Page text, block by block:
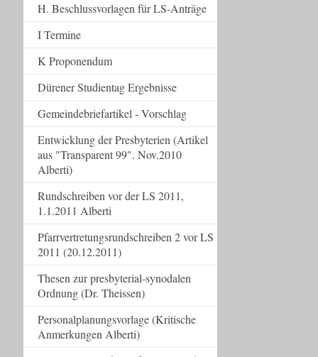
H. Beschlussvorlagen für LS-Anträge
I Termine
K Proponendum
Dürener Studientag Ergebnisse
Gemeindebriefartikel - Vorschlag
Entwicklung der Presbyterien (Artikel
aus "Transparent 99". Nov.2010
Alberti)
Rundschreiben vor der LS 2011,
1.1.2011 Alberti
Pfarrvertretungsrundschreiben 2 vor LS
2011 (20.12.2011)
Thesen zur presbyterial-synodalen
Ordnung (Dr. Theissen)
Personalplanungsvorlage (Kritische
Anmerkungen Alberti)